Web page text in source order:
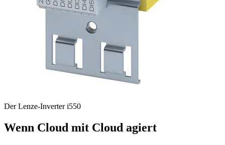
Der Lenze-Inverter i550
Wenn Cloud mit Cloud agiert